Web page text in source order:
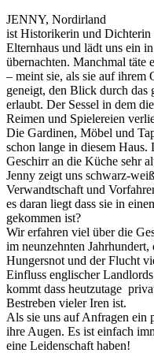
JENNY, Nordirland
ist Historikerin und
Elternhaus und lädt uns ein
übernachten. Manchmal täte
– meint sie, als sie auf ihrem
geneigt, den Blick durch das
erlaubt. Der Sessel in dem
Reimen und Spielereien
Die Gardinen, Möbel und
schon lange in diesem
Geschirr an die Küche sehr
Jenny zeigt uns schwarz-
Verwandtschaft und
es daran liegt dass sie in
gekommen ist?
Wir erfahren viel über die
im neunzehnten Jahrhundert,
Hungersnot und der Flucht
Einfluss englischer
kommt dass heutzutage
Bestreben vieler Iren ist.
Als sie uns auf Anfragen ein
ihre Augen. Es ist einfach
eine Leidenschaft haben!